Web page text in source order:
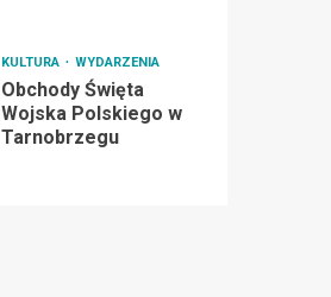
KULTURA WYDARZENIA
Obchody Święta
Wojska Polskiego w
Tarnobrzegu